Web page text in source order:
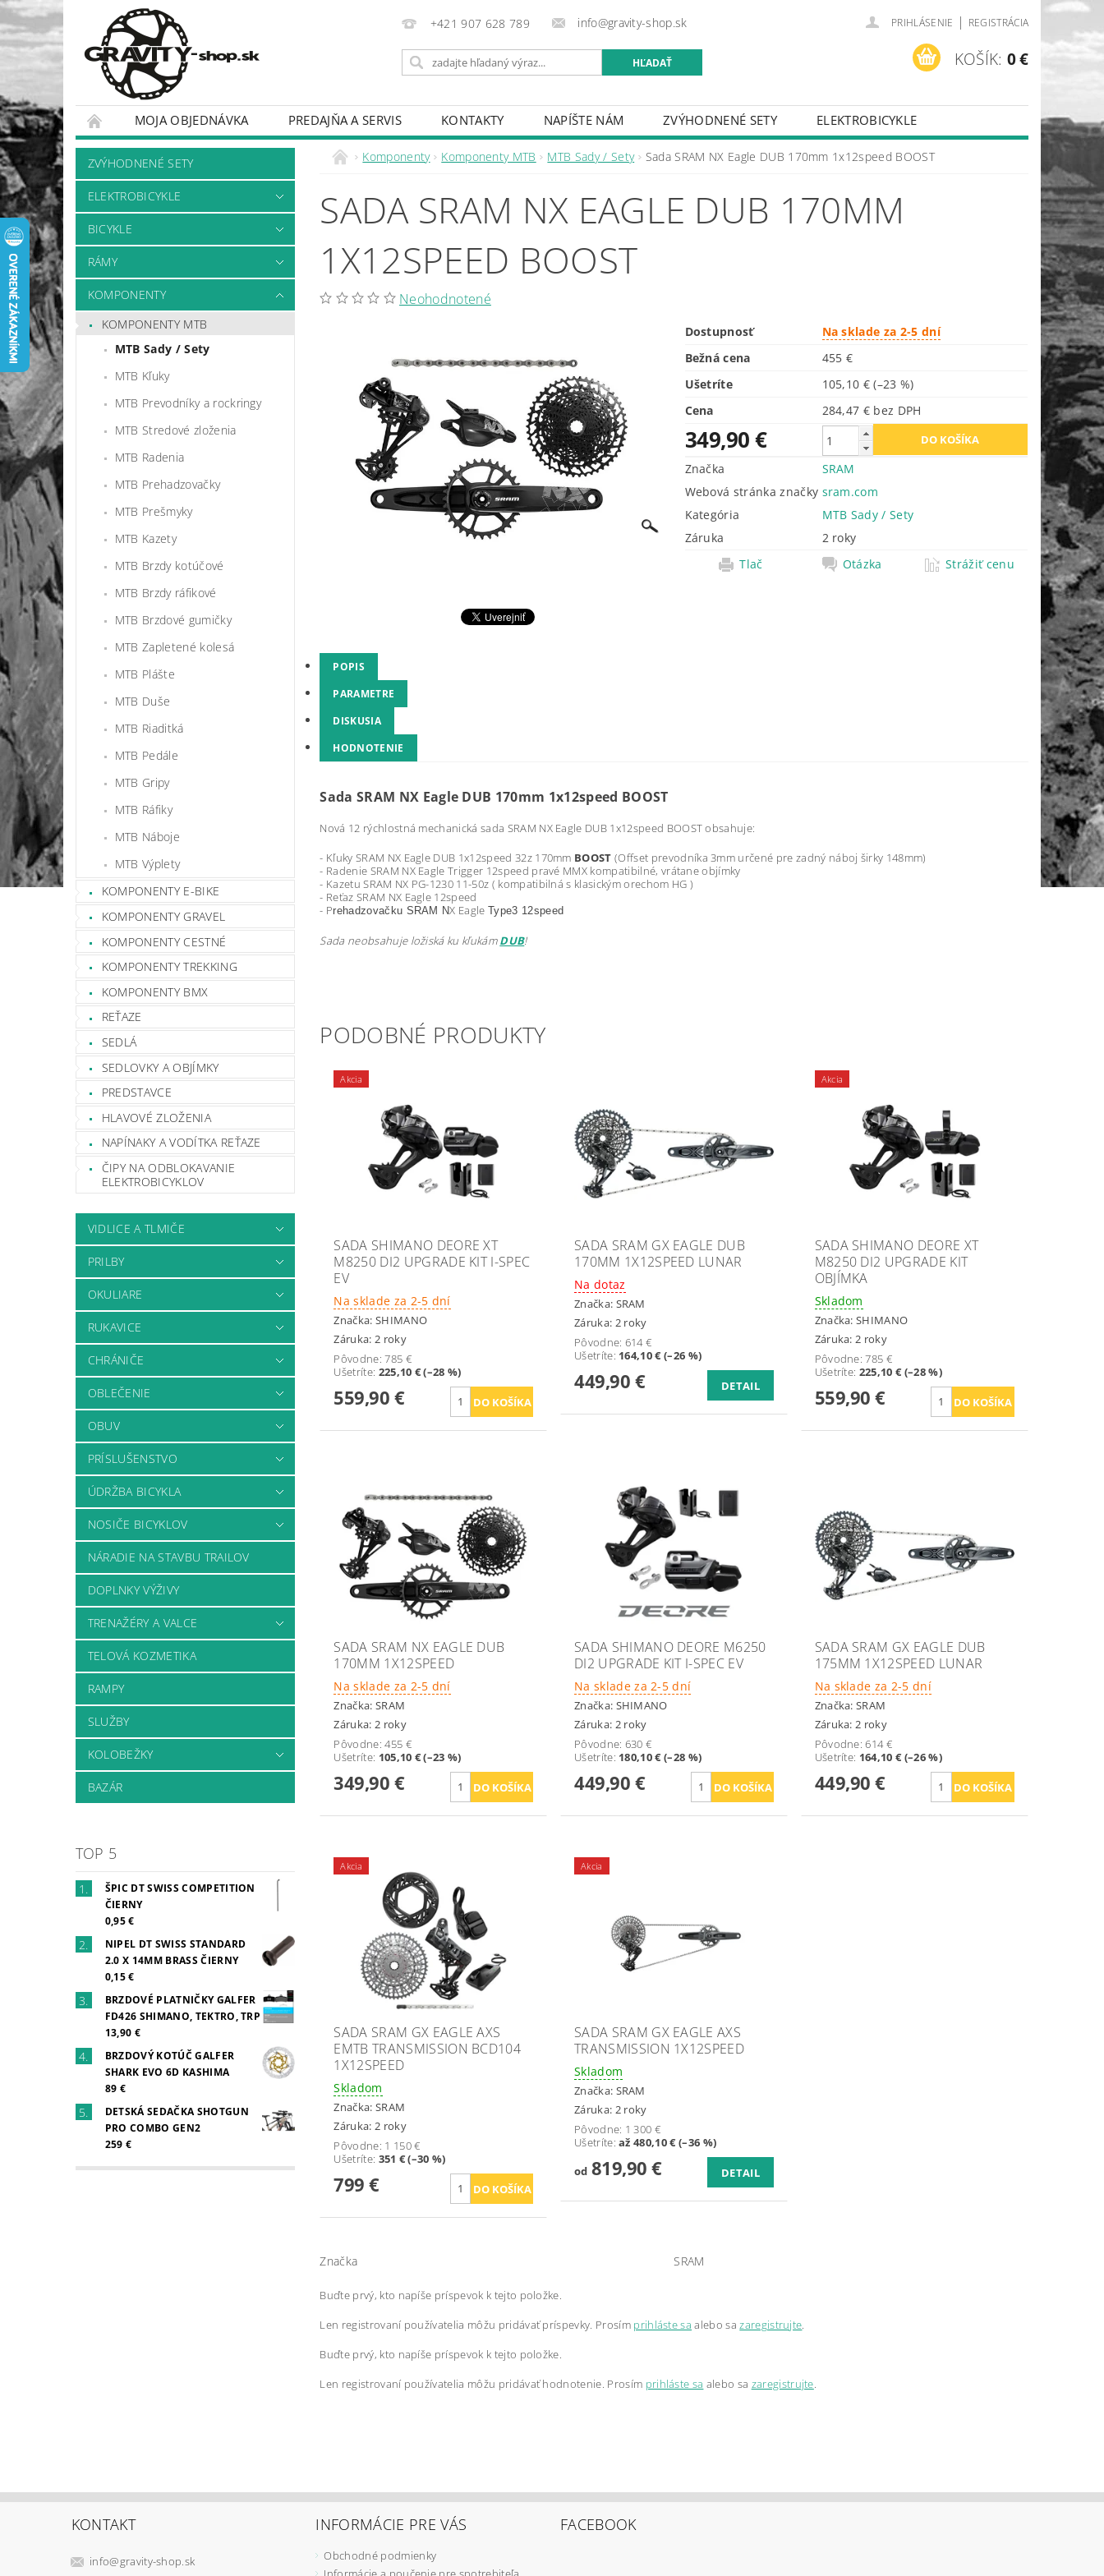
+421 907 628 789 info@gravity-shop.sk PRIHLÁSENIE | REGISTRÁCIA
KOŠÍK: 0 €
MOJA OBJEDNÁVKA PREDAJŇA A SERVIS KONTAKTY NAPÍŠTE NÁM ZVÝHODNENÉ SETY
ELEKTROBICYKLE
BICYKLE
RÁMY
ZVÝHODNENÉ SETY
ELEKTROBICYKLE
BICYKLE
RÁMY
KOMPONENTY
KOMPONENTY MTB
MTB Sady / Sety
MTB Kľuky
MTB Prevodníky a rockringy
MTB Stredové zloženia
MTB Radenia
MTB Prehadzovačky
MTB Prešmyky
MTB Kazety
MTB Brzdy kotúčové
MTB Brzdy ráfikové
MTB Brzdové gumičky
MTB Zapletené kolesá
MTB Plášte
MTB Duše
MTB Riaditká
MTB Pedále
MTB Gripy
MTB Ráfiky
MTB Náboje
MTB Výplety
KOMPONENTY E-BIKE
KOMPONENTY GRAVEL
KOMPONENTY CESTNÉ
KOMPONENTY TREKKING
KOMPONENTY BMX
REŤAZE
SEDLÁ
SEDLOVKY A OBJÍMKY
PREDSTAVCE
HLAVOVÉ ZLOŽENIA
NAPÍNAKY A VODÍTKA REŤAZE
ČIPY NA ODBLOKAVANIE
ELEKTROBICYKLOV
VIDLICE A TLMIČE
PRILBY
OKULIARE
RUKAVICE
CHRÁNIČE
OBLEČENIE
OBUV
PRÍSLUŠENSTVO
ÚDRŽBA BICYKLA
NOSIČE BICYKLOV
NÁRADIE NA STAVBU TRAILOV
DOPLNKY VÝŽIVY
TRENAŽÉRY A VALCE
TELOVÁ KOZMETIKA
RAMPY
SLUŽBY
KOLOBEŽKY
BAZÁR
TOP 5
ŠPIC DT SWISS COMPETITION
ČIERNY
0,95 €
NIPEL DT SWISS STANDARD
2.0 X 14MM BRASS ČIERNY
0,15 €
BRZDOVÉ PLATNIČKY GALFER
FD426 SHIMANO, TEKTRO, TRP
13,90 €
BRZDOVÝ KOTÚČ GALFER
SHARK EVO 6D KASHIMA
89 €
DETSKÁ SEDAČKA SHOTGUN
PRO COMBO GEN2
259 €
Komponenty Komponenty MTB MTB Sady / Sety Sada SRAM NX Eagle DUB 170mm 1x12speed BOOST
SADA SRAM NX EAGLE DUB 170MM
1X12SPEED BOOST
Neohodnotené
Dostupnosť
Na sklade za 2-5 dní
Bežná cena
455 €
Ušetríte
105,10 €(–23 %)
Cena
284,47 € bez DPH
349,90 €
Značka
SRAM
Webová stránka značky sram.com
Kategória
MTB Sady / Sety
Záruka
2 roky
Tlač
Otázka Strážiť cenu
POPIS
PARAMETRE
DISKUSIA
HODNOTENIE
Sada SRAM NX Eagle DUB 170mm 1x12speed BOOST
Nová 12 rýchlostná mechanická sada SRAM NX Eagle DUB 1x12speed BOOST obsahuje:
- Kľuky SRAM NX Eagle DUB 1x12speed 32z 170mm BOOST (Offset prevodníka 3mm určené pre zadný náboj širky 148mm)
- Radenie SRAM NX Eagle Trigger 12speed pravé MMX kompatibilné, vrátane objímky
- Kazetu SRAM NX PG-1230 11-50z ( kompatibilná s klasickým orechom HG )
- Reťaz SRAM NX Eagle 12speed
- Prehadzovačku SRAM NX EagleType3 12speed
Sada neobsahuje ložiská ku kľukámDUB!
PODOBNÉ PRODUKTY
Akcia
SADA SHIMANO DEORE XT
M8250 DI2 UPGRADE KIT I-SPEC
EV
Na sklade za 2-5 dní
Značka: SHIMANO
Záruka: 2 roky
Pôvodne:785 €
Ušetríte: 225,10 € (–28 %)
559,90 €
SADA SRAM GX EAGLE DUB
170MM 1X12SPEED LUNAR
Na dotaz
Značka: SRAM
Záruka: 2 roky
Pôvodne: 614 €
Ušetríte: 164,10 € (–26 %)
449,90 € DETAIL
Akcia
SADA SHIMANO DEORE XT
M8250 DI2 UPGRADE KIT
OBJÍMKA
Skladom
Značka:SHIMANO
Záruka: 2 roky
Pôvodne:785 €
Ušetríte: 225,10 € (–28 %)
559,90 €
SADA SRAM NX EAGLE DUB
170MM 1X12SPEED
Na sklade za 2-5 dní
Značka: SRAM
Záruka: 2 roky
Pôvodne:455 €
Ušetríte: 105,10 € (–23 %)
349,90 €
SADA SHIMANO DEORE M6250
DI2 UPGRADE KIT I-SPEC EV
Na sklade za 2-5 dní
Značka: SHIMANO
Záruka: 2 roky
Pôvodne: 630 €
Ušetríte: 180,10 € (–28 %)
449,90 €
SADA SRAM GX EAGLE DUB
175MM 1X12SPEED LUNAR
Na sklade za 2-5 dní
Značka:SRAM
Záruka: 2 roky
Pôvodne:614 €
Ušetríte: 164,10 € (–26 %)
449,90 €
Akcia
SADA SRAM GX EAGLE AXS
EMTB TRANSMISSION BCD104
1X12SPEED
Skladom
Značka: SRAM
Záruka: 2 roky
Pôvodne: 1 150 €
Ušetríte: 351 € (–30 %)
799 €
Akcia
SADA SRAM GX EAGLE AXS
TRANSMISSION 1X12SPEED
Skladom
Značka: SRAM
Záruka: 2 roky
Pôvodne: 1 300 €
Ušetríte:až 480,10 € (–36 %)
od819,90 € DETAIL
Značka SRAM
Buďte prvý, kto napíše príspevok k tejto položke.
Len registrovaní používatelia môžu pridávať príspevky. Prosím prihláste sa alebo sazaregistrujte.
Buďte prvý, kto napíše príspevok k tejto položke.
Len registrovaní používatelia môžu pridávať hodnotenie. Prosím prihláste sa alebo sa zaregistrujte.
KONTAKT
info@gravity-shop.sk
INFORMÁCIE PRE VÁS
Obchodné podmienky
FACEBOOK